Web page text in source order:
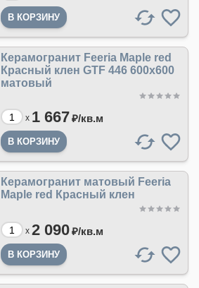
Керамогранит Feeria Maple red
Красный клен GTF 446 600х600
матовый
x 1 667₽/кв.м
Керамогранит матовый Feeria
Maple red Красный клен
x 2 090₽/кв.м